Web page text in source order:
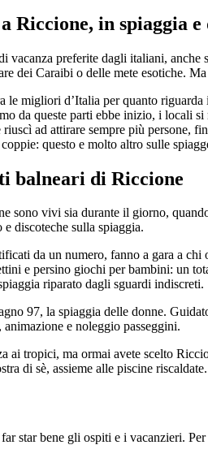
Riccione, in spiaggia e
vacanza preferite dagli italiani,
dei Caraibi o delle mete esotiche.
le migliori d’Italia per quanto
da queste parti ebbe inizio, i locali
ad attirare sempre più persone,
questo e molto altro sulle
balneari di Riccione
sono vivi sia durante il giorno,
e discoteche sulla spiaggia.
da un numero, fanno a gara a
e persino giochi per bambini: un
riparato dagli sguardi indiscreti.
97, la spiaggia delle donne.
e noleggio passeggini.
ai tropici, ma ormai avete scelto
di sè, assieme alle piscine
star bene gli ospiti e i vacanzieri.